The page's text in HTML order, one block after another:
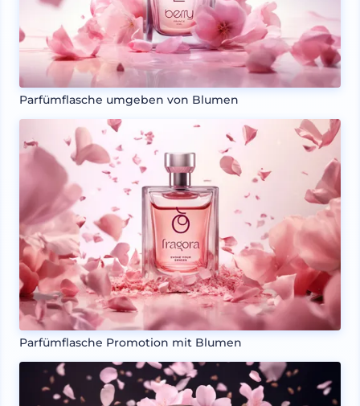
Parfümflasche umgeben von Blumen
Parfümflasche Promotion mit Blumen